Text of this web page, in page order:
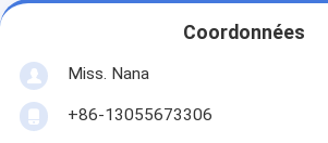
Coordonnées
Miss. Nana
+86-13055673306